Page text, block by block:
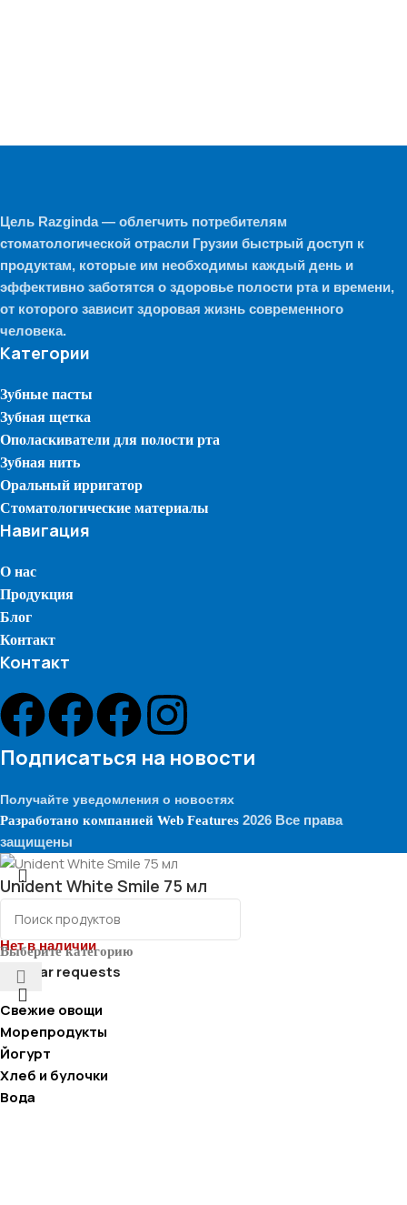
Цель Razginda — облегчить потребителям
стоматологической отрасли Грузии быстрый доступ к
продуктам, которые им необходимы каждый день и
эффективно заботятся о здоровье полости рта и времени,
от которого зависит здоровая жизнь современного
человека.
Категории
Зубные пасты
Зубная щетка
Ополаскиватели для полости рта
Зубная нить
Оральный ирригатор
Стоматологические материалы
Навигация
О нас
Продукция
Блог
Контакт
Контакт
Подписаться на новости
Получайте уведомления о новостях
Разработано компанией Web Features 2026 Все права
защищены
Выберите категорию
Popular requests
Свежие овощи
Морепродукты
Йогурт
Хлеб и булочки
Вода
Unident White Smile 75 мл
28.90₾
Нет в наличии